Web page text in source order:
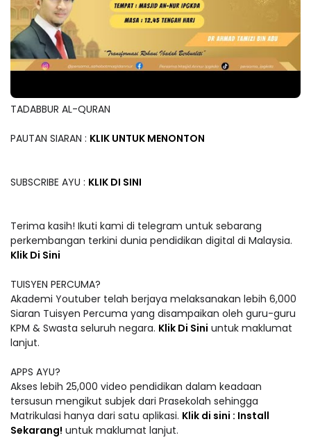
TADABBUR AL-QURAN
PAUTAN SIARAN : KLIK UNTUK MENONTON
SUBSCRIBE AYU : KLIK DI SINI
Terima kasih! Ikuti kami di telegram untuk sebarang
perkembangan terkini dunia pendidikan digital di Malaysia.
Klik Di Sini
TUISYEN PERCUMA?
Akademi Youtuber telah berjaya melaksanakan lebih 6,000
Siaran Tuisyen Percuma yang disampaikan oleh guru-guru
KPM & Swasta seluruh negara. Klik Di Sini untuk maklumat
lanjut.
APPS AYU?
Akses lebih 25,000 video pendidikan dalam keadaan
tersusun mengikut subjek dari Prasekolah sehingga
Matrikulasi hanya dari satu aplikasi. Klik di sini : Install
Sekarang! untuk maklumat lanjut.